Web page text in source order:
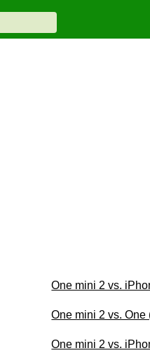
One mini 2 vs.
One mini 2 vs. One
One mini 2 vs.